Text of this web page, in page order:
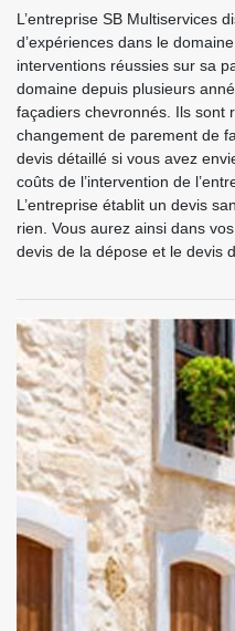
L’entreprise SB Multiservices
d’expériences dans le
interventions réussies sur sa
domaine depuis plusieurs
façadiers chevronnés. Ils sont
changement de parement de
devis détaillé si vous avez
coûts de l’intervention de
L’entreprise établit un devis
rien. Vous aurez ainsi dans
devis de la dépose et le devis